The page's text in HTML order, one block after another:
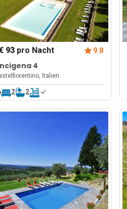
93 pro Nacht 9.8
4
Italien
2 2